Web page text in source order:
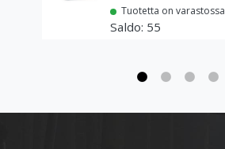
Tuotetta on varastossa
55